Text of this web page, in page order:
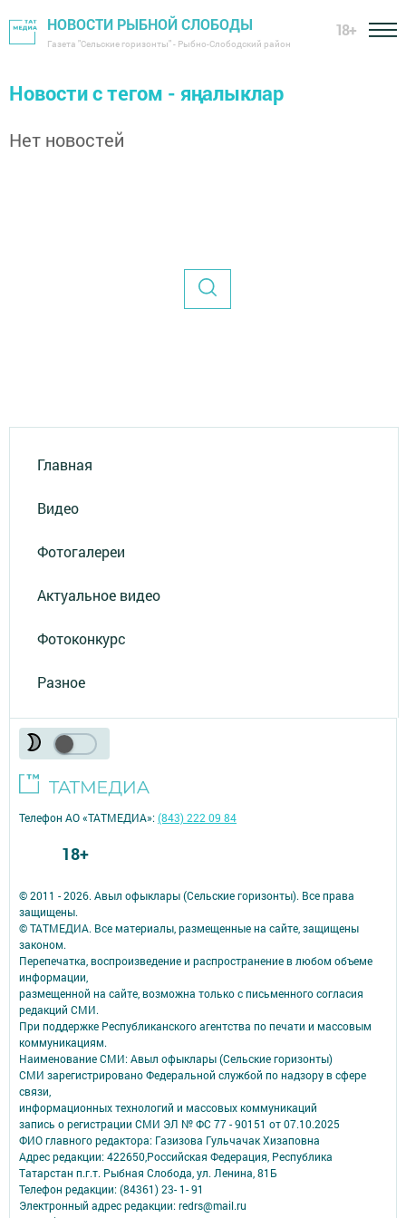
НОВОСТИ РЫБНОЙ СЛОБОДЫ
Газета "Сельские горизонты" - Рыбно-Слободский район
18+
Новости с тегом - яңалыклар
Нет новостей
Главная
Видео
Фотогалереи
Актуальное видео
Фотоконкурс
Разное
© 2011 - 2026. Авыл офыклары (Сельские горизонты). Все права
защищены.
© ТАТМЕДИА. Все материалы, размещенные на сайте, защищены
законом.
Перепечатка, воспроизведение и распространение в любом объеме
информации,
размещенной на сайте, возможна только с письменного согласия
редакций СМИ.
При поддержке Республиканского агентства по печати и массовым
коммуникациям.
Наименование СМИ: Авыл офыклары (Сельские горизонты)
СМИ зарегистрировано Федеральной службой по надзору в сфере
связи,
информационных технологий и массовых коммуникаций
запись о регистрации СМИ ЭЛ № ФС 77 - 90151 от 07.10.2025
ФИО главного редактора: Газизова Гульчачак Хизаповна
Адрес редакции: 422650,Российская Федерация, Республика
Татарстан п.г.т. Рыбная Слобода, ул. Ленина, 81Б
Телефон редакции: (84361) 23- 1- 91
Электронный адрес редакции: redrs@mail.ru
Телефон АО «ТАТМЕДИА»:(843) 222 09 84
18+